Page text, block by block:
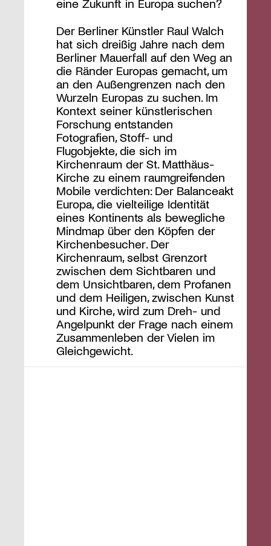
eine Zukunft in Europa suchen?
Der Berliner Künstler Raul Walch
hat sich dreißig Jahre nach dem
Berliner Mauerfall auf den Weg an
die Ränder Europas gemacht, um
an den Außengrenzen nach den
Wurzeln Europas zu suchen. Im
Kontext seiner künstlerischen
Forschung entstanden
Fotografien, Stoff- und
Flugobjekte, die sich im
Kirchenraum der St. Matthäus-
Kirche zu einem raumgreifenden
Mobile verdichten: Der Balanceakt
Europa, die vielteilige Identität
eines Kontinents als bewegliche
Mindmap über den Köpfen der
Kirchenbesucher. Der
Kirchenraum, selbst Grenzort
zwischen dem Sichtbaren und
dem Unsichtbaren, dem Profanen
und dem Heiligen, zwischen Kunst
und Kirche, wird zum Dreh- und
Angelpunkt der Frage nach einem
Zusammenleben der Vielen im
Gleichgewicht.